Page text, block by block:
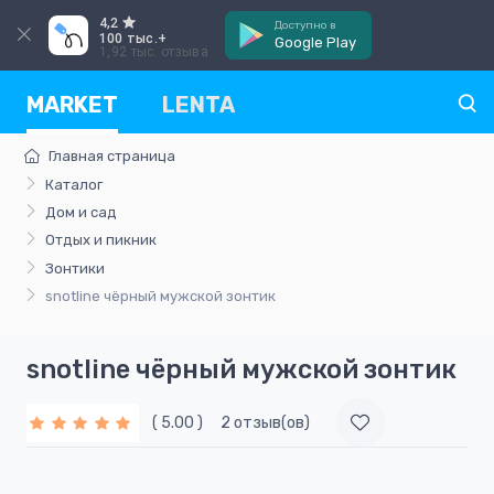
4,2
100 тыс.+
1,92 тыс. отзыва
Доступно в
Google Play
MARKET LENTA
Главная страница
Каталог
Дом и сад
Отдых и пикник
Зонтики
snotline чёрный мужской зонтик
snotline чёрный мужской зонтик
( 5.00 ) 2 отзыв(ов)